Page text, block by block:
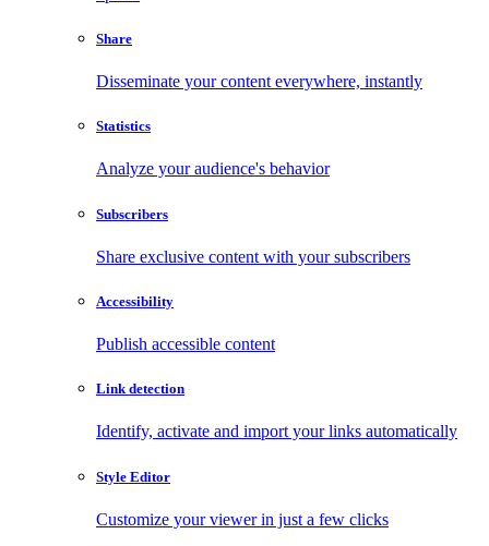
Share
Disseminate your content everywhere, instantly
Statistics
Analyze your audience's behavior
Subscribers
Share exclusive content with your subscribers
Accessibility
Publish accessible content
Link detection
Identify, activate and import your links automatically
Style Editor
Customize your viewer in just a few clicks